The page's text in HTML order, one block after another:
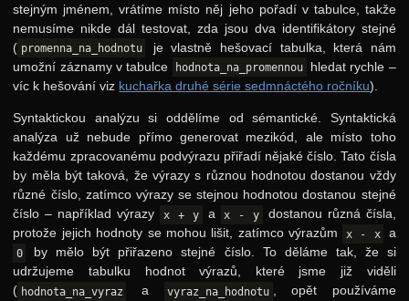
stejným jménem, vrátíme místo něj jeho pořadí v tabulce, takže
nemusíme nikde dál testovat, zda jsou dva identifikátory stejné
( promenna_na_hodnotu
je vlastně hešovací tabulka, která nám
umožní záznamy v tabulce
hodnota_na_promennou
hledat rychle –
víc k hešování viz kuchařka druhé série sedmnáctého ročníku).
Syntaktickou analýzu si oddělíme od sémantické. Syntaktická
analýza už nebude přímo generovat mezikód, ale místo toho
každému zpracovanému podvýrazu přiřadí nějaké číslo. Tato čísla
by měla být taková, že výrazy s různou hodnotou dostanou vždy
různé číslo, zatímco výrazy se stejnou hodnotou dostanou stejné
číslo – například výrazy
x + y a x - y
dostanou různá čísla,
protože jejich hodnoty se mohou lišit, zatímco výrazům
x - x a
0
by mělo být přiřazeno stejné číslo. To děláme tak, že si
udržujeme tabulku hodnot výrazů, které jsme již viděli
( hodnota_na_vyraz a vyraz_na_hodnotu , opět používáme